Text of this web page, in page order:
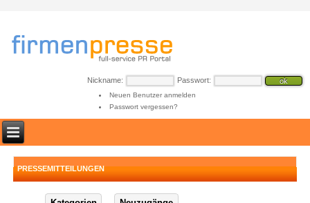
Nickname: Passwort:
Neuen Benutzer anmelden
Passwort vergessen?
PRESSEMITTEILUNGEN